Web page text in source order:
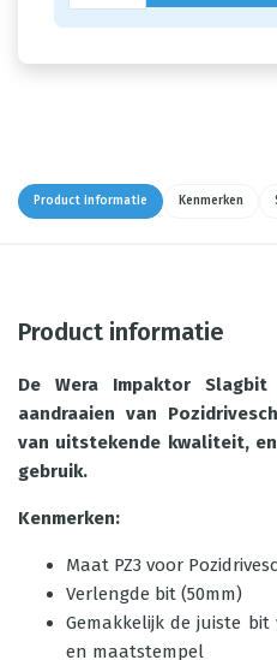
Product informatie Kenmerken
Product informatie
De Wera Impaktor
aandraaien van
van uitstekende kwaliteit,
gebruik.
Kenmerken:
Maat PZ3 voor
Verlengde bit (50mm)
Gemakkelijk de juiste
en maatstempel